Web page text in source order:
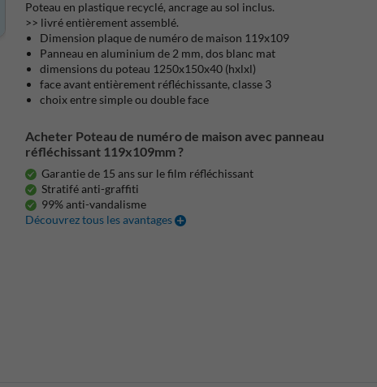
Poteau en plastique recyclé, ancrage au sol inclus.
>> livré entièrement assemblé.
Dimension plaque de numéro de maison 119x109
Panneau en aluminium de 2 mm, dos blanc mat
dimensions du poteau 1250x150x40 (hxlxl)
face avant entièrement réfléchissante, classe 3
choix entre simple ou double face
Acheter Poteau de numéro de maison avec panneau
réfléchissant 119x109mm ?
Garantie de 15 ans sur le film réfléchissant
Stratifé anti-graffiti
99% anti-vandalisme
Découvrez tous les avantages